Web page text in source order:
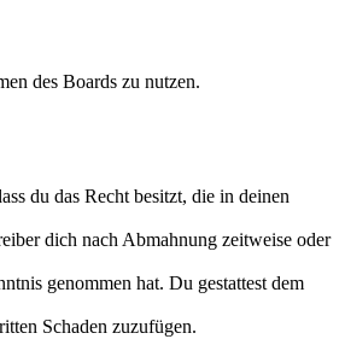
des Boards zu nutzen.
du das Recht besitzt, die in deinen
dich nach Abmahnung zeitweise oder
genommen hat. Du gestattest dem
Schaden zuzufügen.